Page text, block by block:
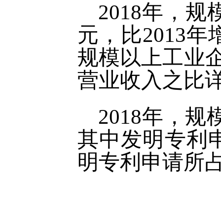
2018年，规
元，比2013年
规模以上工业
营业收入之比
2018年，规
其中发明专利
明专利申请所